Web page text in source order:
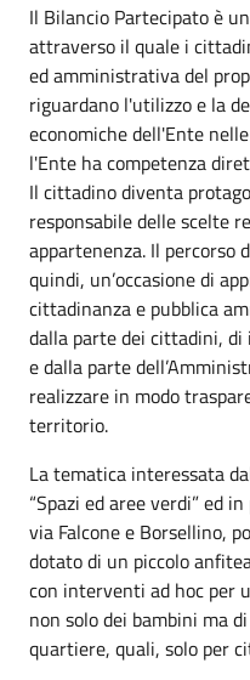
Il Bilancio Partecipato è
attraverso il quale i
ed amministrativa del
riguardano l'utilizzo e la
economiche dell'Ente
l'Ente ha competenza
Il cittadino diventa
responsabile delle scelte
appartenenza. Il percorso
quindi, un’occasione di
cittadinanza e pubblica
dalla parte dei cittadini,
e dalla parte
realizzare in modo
territorio.
La tematica interessata
“Spazi ed aree verdi” ed
via Falcone e Borsellino,
dotato di un piccolo
con interventi ad hoc per
non solo dei bambini ma
quartiere, quali, solo per